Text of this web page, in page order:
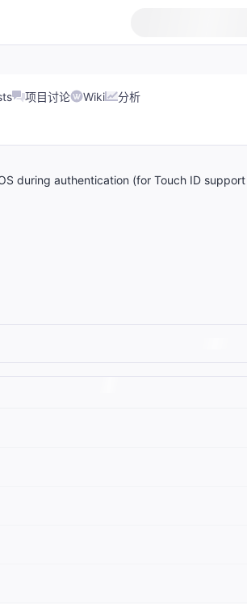
项目讨论 Wiki 分析
during authentication (for Touch ID